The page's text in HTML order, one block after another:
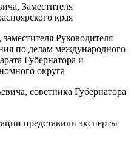
Заместителя
края
Руководителя
по делам международного
Губернатора и
округа
советника Губернатора
представили эксперты